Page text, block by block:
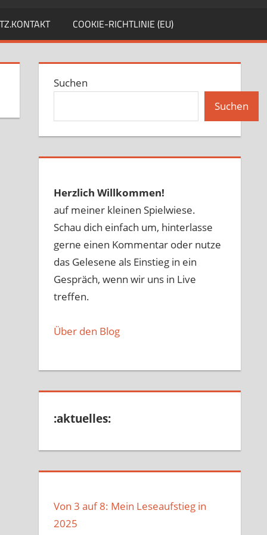
COOKIE-RICHTLINIE (EU)
Suchen
Suchen
Herzlich Willkommen!
auf meiner kleinen Spielwiese.
Schau dich einfach um, hinterlasse
gerne einen Kommentar oder nutze
das Gelesene als Einstieg in ein
Gespräch, wenn wir uns in Live
treffen.
Über den Blog
:aktuelles:
Von 3 auf 8: Mein Leseaufstieg in
2025